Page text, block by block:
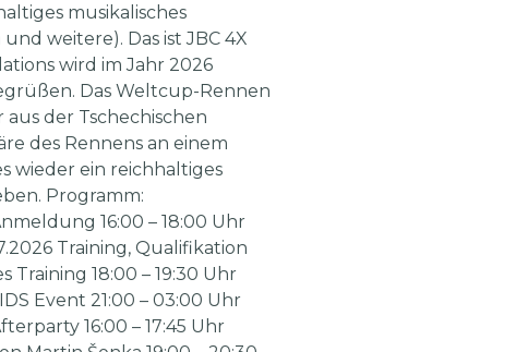
musikalisches
weitere). Das ist JBC 4X
wird im Jahr 2026
Das Weltcup-Rennen
der Tschechischen
des Rennens an einem
wieder ein reichhaltiges
Programm:
16:00 – 18:00 Uhr
Training, Qualifikation
Training 18:00 – 19:30 Uhr
Event 21:00 – 03:00 Uhr
16:00 – 17:45 Uhr